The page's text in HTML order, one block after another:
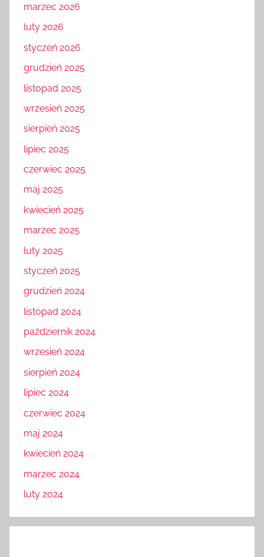
marzec 2026
luty 2026
styczeń 2026
grudzień 2025
listopad 2025
wrzesień 2025
sierpień 2025
lipiec 2025
czerwiec 2025
maj 2025
kwiecień 2025
marzec 2025
luty 2025
styczeń 2025
grudzień 2024
listopad 2024
październik 2024
wrzesień 2024
sierpień 2024
lipiec 2024
czerwiec 2024
maj 2024
kwiecień 2024
marzec 2024
luty 2024